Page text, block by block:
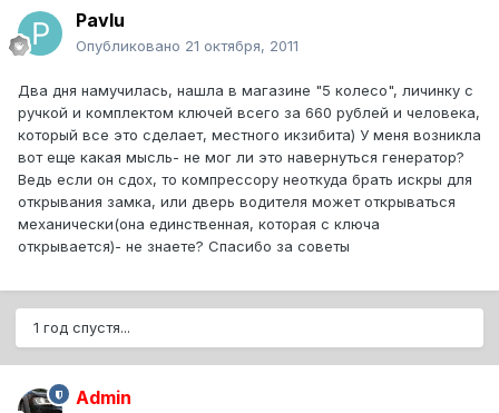
Pavlu
Опубликовано 21 октября, 2011
Два дня намучилась, нашла в магазине "5 колесо", личинку с
ручкой и комплектом ключей всего за 660 рублей и человека,
который все это сделает, местного икзибита) У меня возникла
вот еще какая мысль- не мог ли это навернуться генератор?
Ведь если он сдох, то компрессору неоткуда брать искры для
открывания замка, или дверь водителя может открываться
механически(она единственная, которая с ключа
открывается)- не знаете? Спасибо за советы
1 год спустя...
Admin